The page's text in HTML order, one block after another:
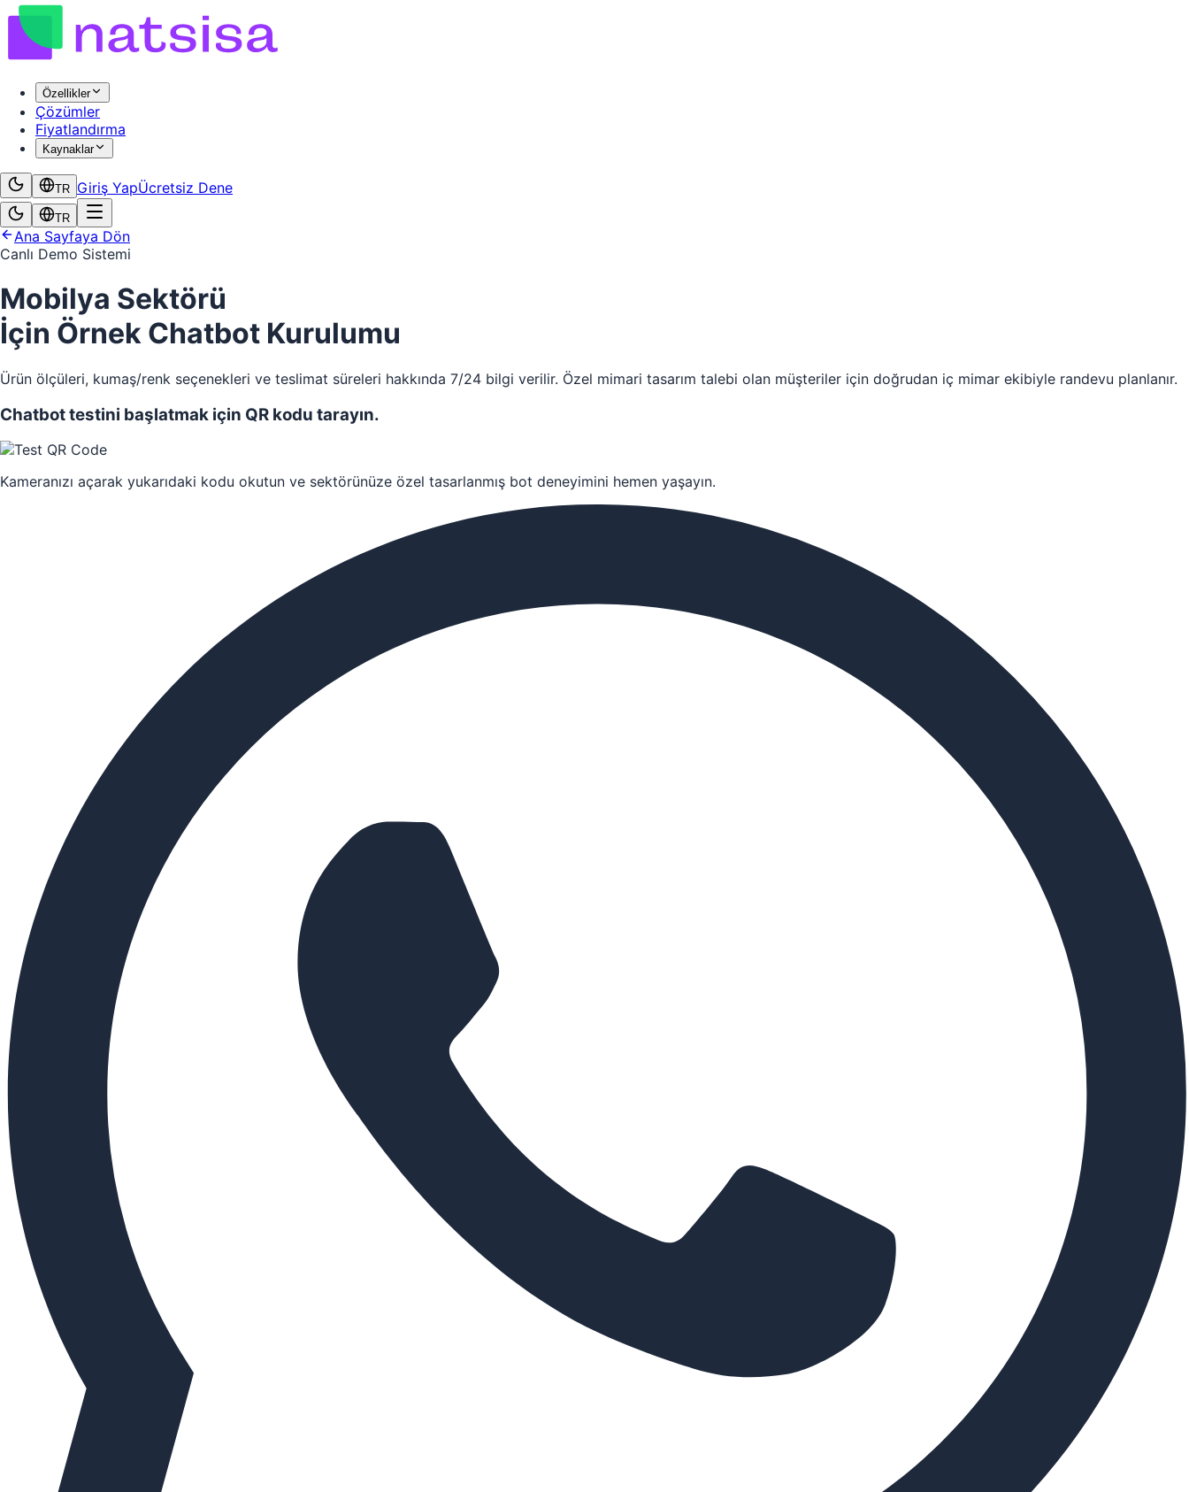
Özellikler
Çözümler
Fiyatlandırma
Kaynaklar
TR Giriş YapÜcretsiz Dene
TR
Ana Sayfaya Dön
Canlı Demo Sistemi
Mobilya Sektörü
İçin Örnek Chatbot Kurulumu
Ürün ölçüleri, kumaş/renk seçenekleri ve teslimat süreleri hakkında 7/24 bilgi verilir. Özel mimari tasarım talebi olan müşteriler için doğrudan iç mimar ekibiyle randevu planlanır.
Chatbot testini başlatmak için QR kodu tarayın.
Kameranızı açarak yukarıdaki kodu okutun ve sektörünüze özel tasarlanmış bot deneyimini hemen yaşayın.